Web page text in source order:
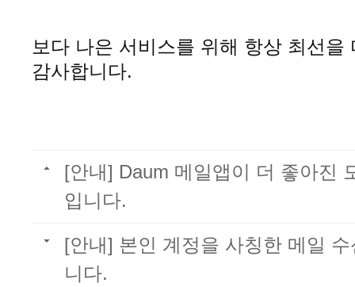
보다 나은 서비스를 위해 항상 최선을
감사합니다.
[안내] Daum 메일앱이 더 좋아진
입니다.
[안내] 본인 계정을 사칭한 메일
니다.